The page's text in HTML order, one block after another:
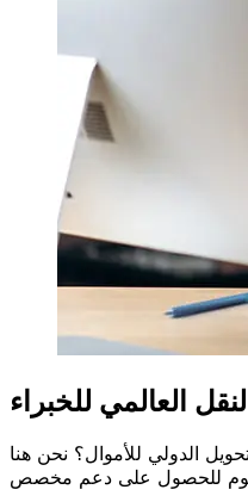
الدولي للأموال؟ نحن هنا